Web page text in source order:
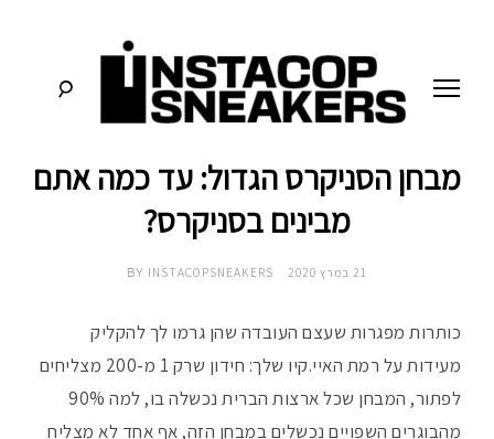
א
ס
ט
סניקרס:
מדריכים,
תרבות
הסניקרס
מבחן הסניקרס הגדול: עד כמה אתם
מבינים בסניקרס?
21 במרץ 2020 INSTACOPSNEAKERS
כותרות מפגרות שעצם העובדה שהן גרמו לך להקליק
מעידות על רמת האיי.קיו שלך: חידון שרק 1 מ-200 מצליחים
לפתור, המבחן שכל ארצות הברית נכשלה בו, למה 90%
מהבוגרים השפויים נכשלים במבחן הזה, אף אחד לא מצליח